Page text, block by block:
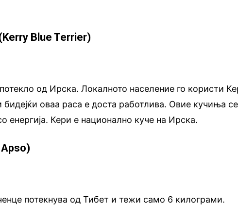
Blue Terrier)
од Ирска. Локалното население го користи
бидејќи оваа раса е доста работлива. Овие кучиња се
енергија. Кери е национално куче на Ирска.
потекнува од Тибет и тежи само 6 килограми.